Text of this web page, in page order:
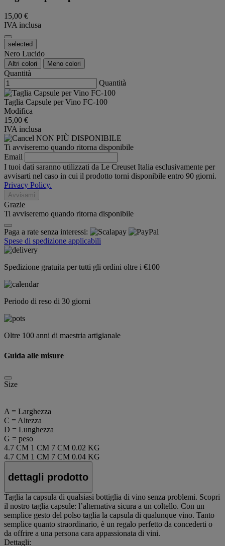
15,00 €
IVA inclusa
selected
Nero Lucido
Altri colori Meno colori
Quantità
Quantità
Taglia Capsule per Vino FC-100
Modifica
15,00 €
IVA inclusa
NON PIÙ DISPONIBILE
Ti avviseremo quando ritorna disponibile
Email
I tuoi dati saranno utilizzati da Le Creuset Italia esclusivamente per
avvisarti nel caso in cui il prodotto torni disponibile entro 90 giorni.
Privacy Policy.
Avvisami
Grazie
Ti avviseremo quando ritorna disponibile
Paga a rate senza interessi:
Spese di spedizione applicabili
Spedizione gratuita per tutti gli ordini oltre i €100
Periodo di reso di 30 giorni
Oltre 100 anni di maestria artigianale
Guida alle misure
Size
A = Larghezza
C = Altezza
D = Lunghezza
G = peso
4.7 CM 1 CM 7 CM 0.02 KG
4.7 CM 1 CM 7 CM 0.04 KG
dettagli prodotto
Taglia la capsula di qualsiasi bottiglia di vino senza problemi. Scopri
il nostro taglia capsule: l’alternativa sicura a un coltello. Con un
semplice gesto del polso taglia la capsula di qualunque vino. Tanto
semplice quanto straordinario, è un regalo perfetto da concederti o
da offrire a una persona cara appassionata di vini.
Dettagli: